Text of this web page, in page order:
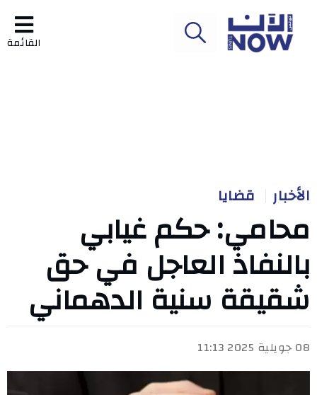
القائمة
الأخبار قضايا
محامي: حكم غيابي
بالنفاذ العاجل في حق
شقيقة سنية الدهماني
08 جويلية 2025 11:13